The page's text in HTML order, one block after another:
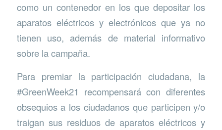
como un contenedor en los que depositar los
aparatos eléctricos y electrónicos que ya no
tienen uso, además de material informativo
sobre la campaña.
Para premiar la participación ciudadana, la
#GreenWeek21 recompensará con diferentes
obsequios a los ciudadanos que participen y/o
traigan sus residuos de aparatos eléctricos y